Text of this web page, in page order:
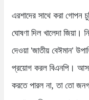
এরশাদের সাথে করা গোপন
ঘোষণা দিল খালেদা জিয়া।
দেওয়া 'জাতীয় বেঈমান'
প্রয়োগ করল বিএনপি। আসল
করতে পারল না, তা তো